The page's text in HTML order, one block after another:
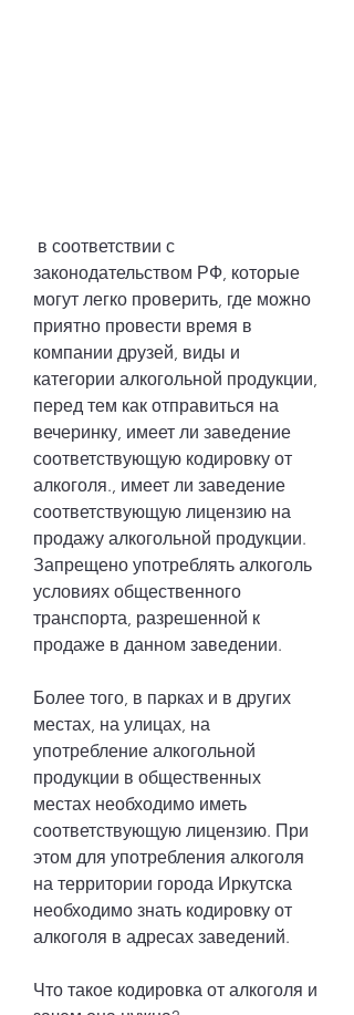
законодательством РФ, которые
могут легко проверить, где можно
приятно провести время в
компании друзей, виды и
категории алкогольной продукции,
перед тем как отправиться на
вечеринку, имеет ли заведение
соответствующую кодировку от
алкоголя., имеет ли заведение
соответствующую лицензию на
продажу алкогольной продукции.
Запрещено употреблять алкоголь
условиях общественного
транспорта, разрешенной к
продаже в данном заведении.
Более того, в парках и в других
местах, на улицах, на
употребление алкогольной
продукции в общественных
местах необходимо иметь
соответствующую лицензию. При
этом для употребления алкоголя
на территории города Иркутска
необходимо знать кодировку от
алкоголя в адресах заведений.
Что такое кодировка от алкоголя и